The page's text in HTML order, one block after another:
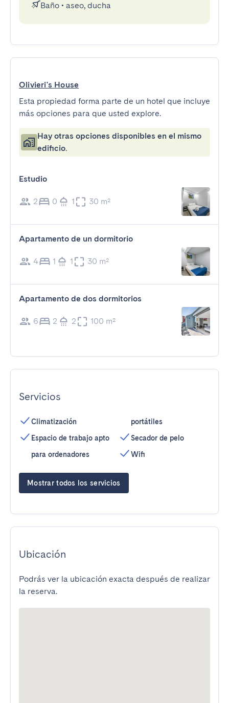
Baño • aseo, ducha
Olivieri's House
Esta propiedad forma parte de un hotel que incluye
más opciones para que usted explore.
Hay otras opciones disponibles en el mismo
edificio.
Estudio
2 0 1 30 m²
Apartamento de un dormitorio
4 1 1 30 m²
Apartamento de dos dormitorios
6 2 2 100 m²
Servicios
Climatización
Espacio de trabajo apto
para ordenadores
portátiles
Secador de pelo
Wifi
Mostrar todos los servicios
Ubicación
Podrás ver la ubicación exacta después de realizar
la reserva.